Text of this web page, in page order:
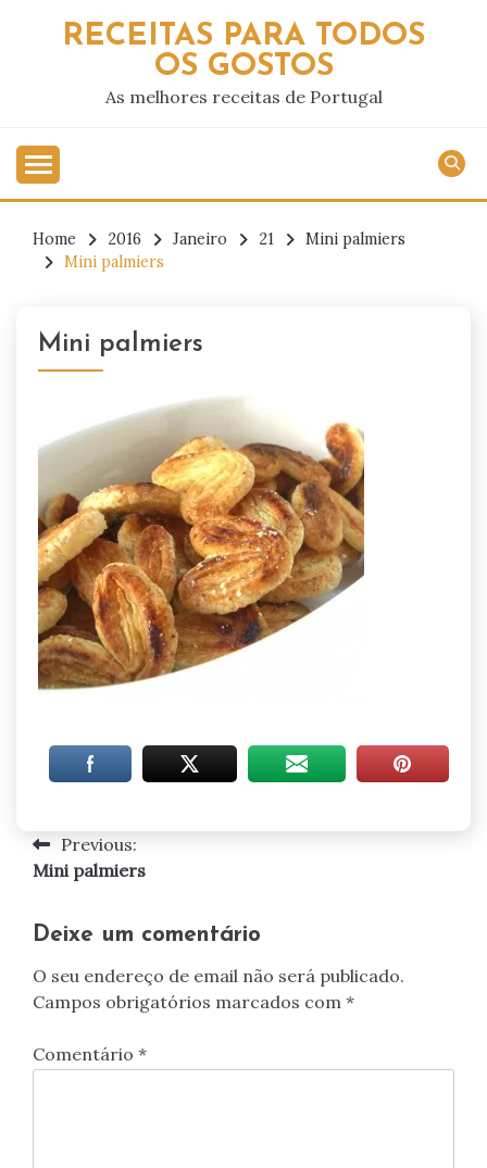
RECEITAS PARA TODOS
OS GOSTOS
As melhores receitas de Portugal
Home 2016 Janeiro 21
Mini palmiers
Mini palmiers
Mini palmiers
Navegação
artigos
Previous:
Mini palmiers
Deixe um comentário
O seu endereço de email não será publicado.
Campos obrigatórios marcados com *
Comentário *